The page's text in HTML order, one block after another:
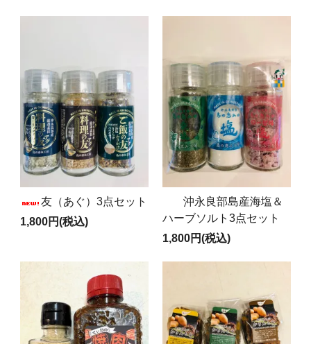
友（あぐ）3点セット
1,800円(税込)
沖永良部島産海塩＆
ハーブソルト3点セット
1,800円(税込)